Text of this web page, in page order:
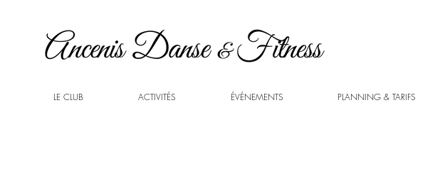
LE CLUB ACTIVITÉS ÉVÉNEMENTS PLANNING & TARIFS